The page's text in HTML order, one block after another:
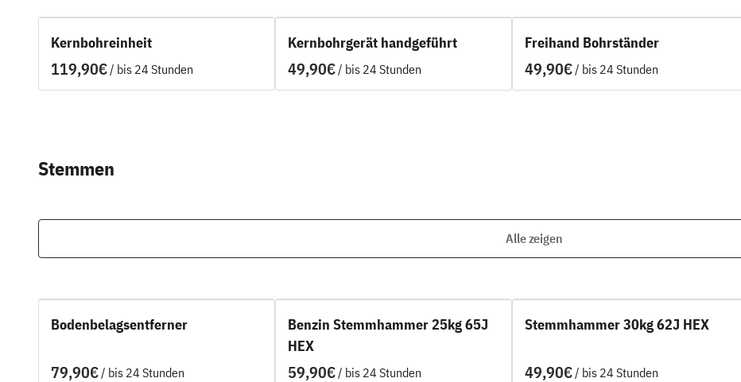
Kernbohreinheit
/
Kernbohrgerät handgeführt
/
Freihand Bohrständer
/
Stemmen
Alle zeigen
Bodenbelagsentferner
/
Benzin Stemmhammer 25kg 65J
HEX
/
Stemmhammer 30kg 62J HEX
/